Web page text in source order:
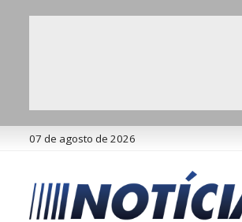
07 de agosto de 2026